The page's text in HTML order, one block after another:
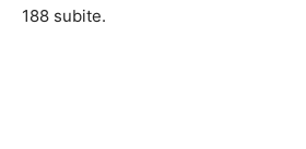
188 subite.